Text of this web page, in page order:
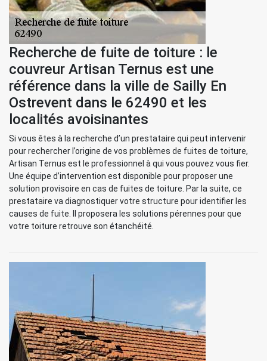
Recherche de fuite de toiture : le
couvreur Artisan Ternus est une
référence dans la ville de Sailly En
Ostrevent dans le 62490 et les
localités avoisinantes
Si vous êtes à la recherche d’un prestataire qui peut intervenir
pour rechercher l’origine de vos problèmes de fuites de toiture,
Artisan Ternus est le professionnel à qui vous pouvez vous fier.
Une équipe d’intervention est disponible pour proposer une
solution provisoire en cas de fuites de toiture. Par la suite, ce
prestataire va diagnostiquer votre structure pour identifier les
causes de fuite. Il proposera les solutions pérennes pour que
votre toiture retrouve son étanchéité.